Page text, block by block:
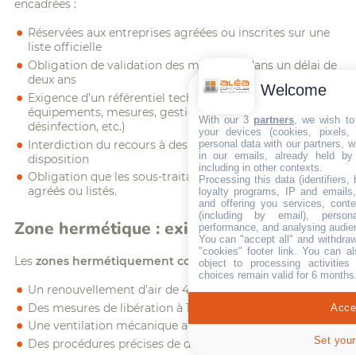
encadrées :
Réservées aux entreprises agréées ou inscrites sur une
liste officielle
Obligation de validation des méthodes dans un délai de
deux ans
Exigence d’un référentiel technique écrit (procédures,
équipements, mesures, gestion des déchets,
désinfection, etc.)
Interdiction du recours à des travailleurs mis à
disposition
Obligation que les sous-traitants soient eux-mêmes
agréés ou listés.
Zone hermétique : exigences renforcées
Les zones hermétiquement confinéesdoivent respecter :
Un renouvellement d’air de 4 à 10 volumes par heure,
Des mesures de libération à 1/10 de la valeur limite,
Une ventilation mécanique adaptée,
Des procédures précises de décontamination.
Welcome
With our 3 partners , we wish
your devices (cookies,
personal data with our partners,
in our emails, already held
including in other contexts.
Processing this data (identifiers,
loyalty programs, IP and
and offering you services,
(including by email),
performance, and analysing
You can "accept all" and
"cookies" footer link . You can
object to processing
choices remain valid for 6
Set